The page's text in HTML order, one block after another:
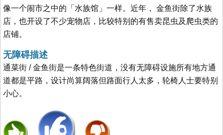
像一个闹市之中的「水族馆」一样。近年， 金鱼街除了水族
店，也开设了不少宠物店，比较特别的有售卖昆虫及爬虫类的
店铺。
无障碍描述
通菜街 / 金鱼街是一条特色街道，没有无障碍设施所有地方通
道都是平路，设计尚算阔落但路面行人太多，轮椅人士要特别
小心。